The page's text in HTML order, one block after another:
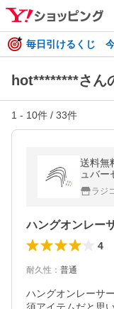
毎日引けるくじ
hot********さん
1 - 10件 / 33件
送料無
ュバー
W22ラジ
ハングオンレー
4
耐久性 ： 普通
ハングオンレーサ